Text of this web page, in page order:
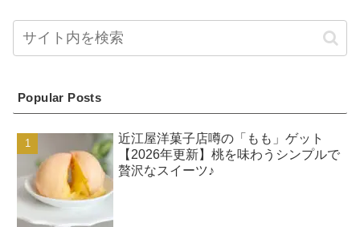
Popular Posts
近江屋洋菓子店噂の「もも」ゲット
【2026年更新】桃を味わうシンプルで
贅沢なスイーツ♪